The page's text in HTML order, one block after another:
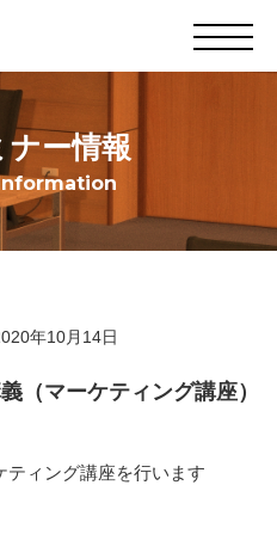
ナー情報
年10月14日
（マーケティング講座）
ティング講座を行います